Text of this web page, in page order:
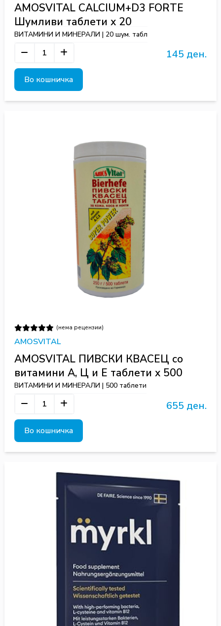
AMOSVITAL CALCIUM+D3 FORTE
Шумливи таблети х 20
ВИТАМИНИ И МИНЕРАЛИ | 20 шум. табл
145 ден.
Во кошничка
(нема рецензии)
AMOSVITAL
AMOSVITAL ПИВСКИ КВАСЕЦ со
витамини А, Ц и Е таблети х 500
ВИТАМИНИ И МИНЕРАЛИ | 500 таблети
655 ден.
Во кошничка